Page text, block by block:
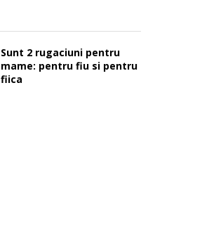
Sunt 2 rugaciuni pentru
mame: pentru fiu si pentru
fiica